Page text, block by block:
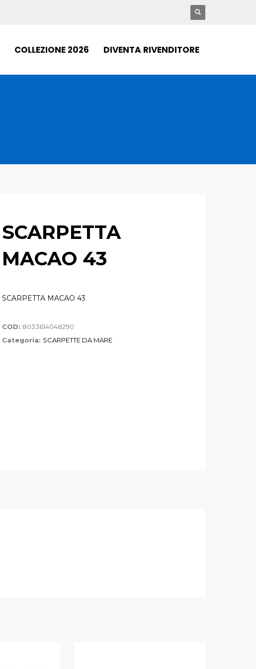
COLLEZIONE 2026 DIVENTA RIVENDITORE
SCARPETTA
MACAO 43
SCARPETTA MACAO 43
COD: 8033614048290
Categoria: SCARPETTE DA MARE